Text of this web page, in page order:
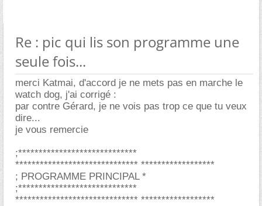
Re : pic qui lis son programme une
seule fois...
merci Katmai, d'accord je ne mets pas en marche le
watch dog, j'ai corrigé :
par contre Gérard, je ne vois pas trop ce que tu veux
dire...
je vous remercie
;*****************************
****************************** ******************
; PROGRAMME PRINCIPAL *
;*****************************
****************************** ******************